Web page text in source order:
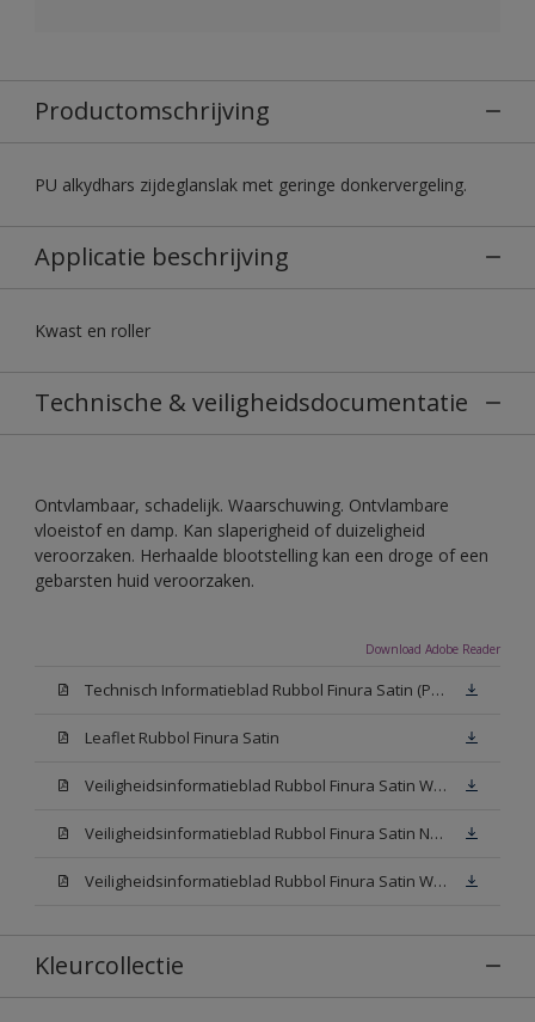
Productomschrijving
PU alkydhars zijdeglanslak met geringe donkervergeling.
Applicatie beschrijving
Kwast en roller
Technische & veiligheidsdocumentatie
Ontvlambaar, schadelijk. Waarschuwing. Ontvlambare
vloeistof en damp. Kan slaperigheid of duizeligheid
veroorzaken. Herhaalde blootstelling kan een droge of een
gebarsten huid veroorzaken.
Download Adobe Reader
Technisch Informatieblad Rubbol Finura Satin (PDF)
Leaflet Rubbol Finura Satin
Veiligheidsinformatieblad Rubbol Finura Satin W05 (MSDS)
Veiligheidsinformatieblad Rubbol Finura Satin N00 (MSDS)
Veiligheidsinformatieblad Rubbol Finura Satin White (MSDS)
Kleurcollectie